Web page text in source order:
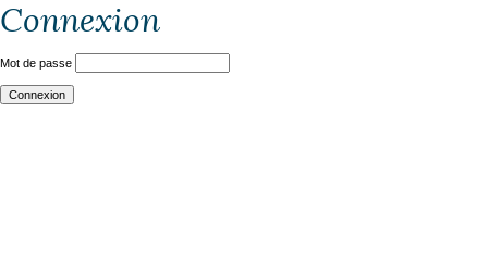
Connexion
Mot de passe